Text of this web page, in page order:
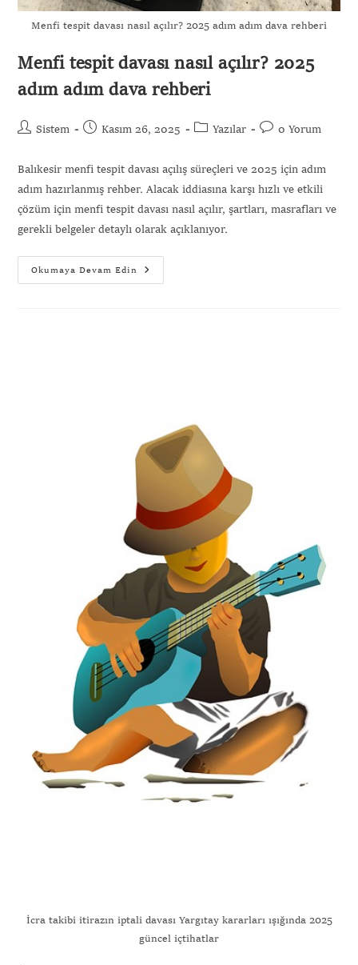
Menfi tespit davası nasıl açılır? 2025 adım adım dava rehberi
Menfi tespit davası nasıl açılır? 2025
adım adım dava rehberi
Sistem Kasım 26, 2025 Yazılar 0 Yorum
Balıkesir menfi tespit davası açılış süreçleri ve 2025 için adım
adım hazırlanmış rehber. Alacak iddiasına karşı hızlı ve etkili
çözüm için menfi tespit davası nasıl açılır, şartları, masrafları ve
gerekli belgeler detaylı olarak açıklanıyor.
Okumaya Devam Edin
İcra takibi itirazın iptali davası Yargıtay kararları ışığında 2025
güncel içtihatlar